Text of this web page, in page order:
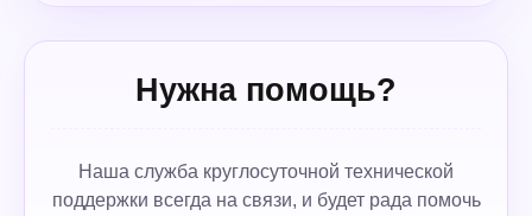
Нужна помощь?
Наша служба круглосуточной технической
поддержки всегда на связи, и будет рада помочь